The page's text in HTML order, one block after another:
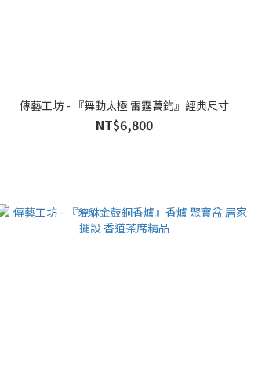
傳藝工坊 - 『舞動太極 雷霆萬鈞』經典尺寸
NT$6,800